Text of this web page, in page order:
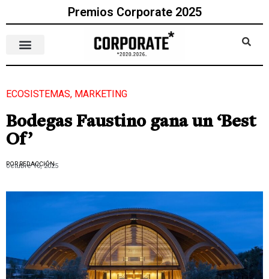
Premios Corporate 2025
ECOSISTEMAS, MARKETING
Bodegas Faustino gana un ‘Best
Of’
POR REDACCIÓN
octubre 10, 2025